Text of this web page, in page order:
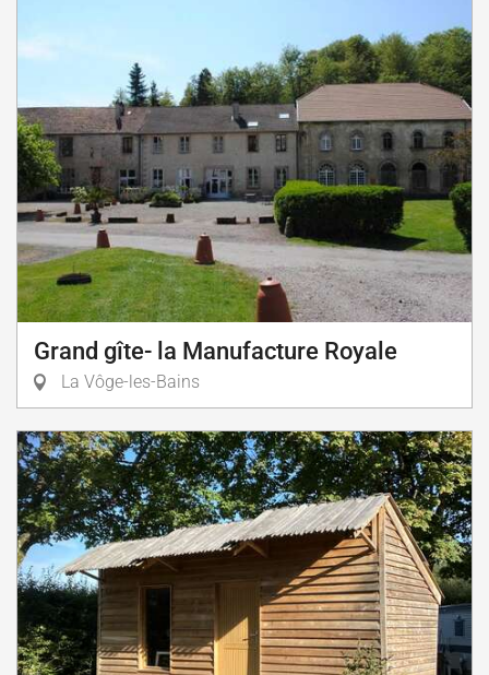
Grand gîte- la Manufacture Royale
La Vôge-les-Bains